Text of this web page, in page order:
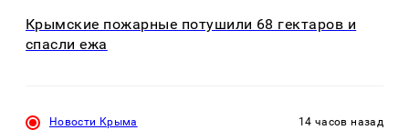
Крымские пожарные потушили 68 гектаров и
спасли ежа
Новости Крыма 14 часов назад